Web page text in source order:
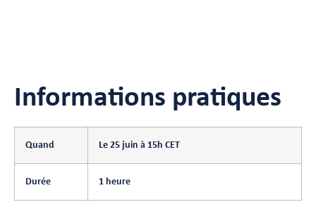
Informations pratiques
Quand Le 25 juin à 15h CET
Durée 1 heure